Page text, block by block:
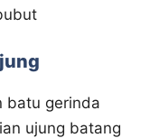
batu gerinda
ujung batang